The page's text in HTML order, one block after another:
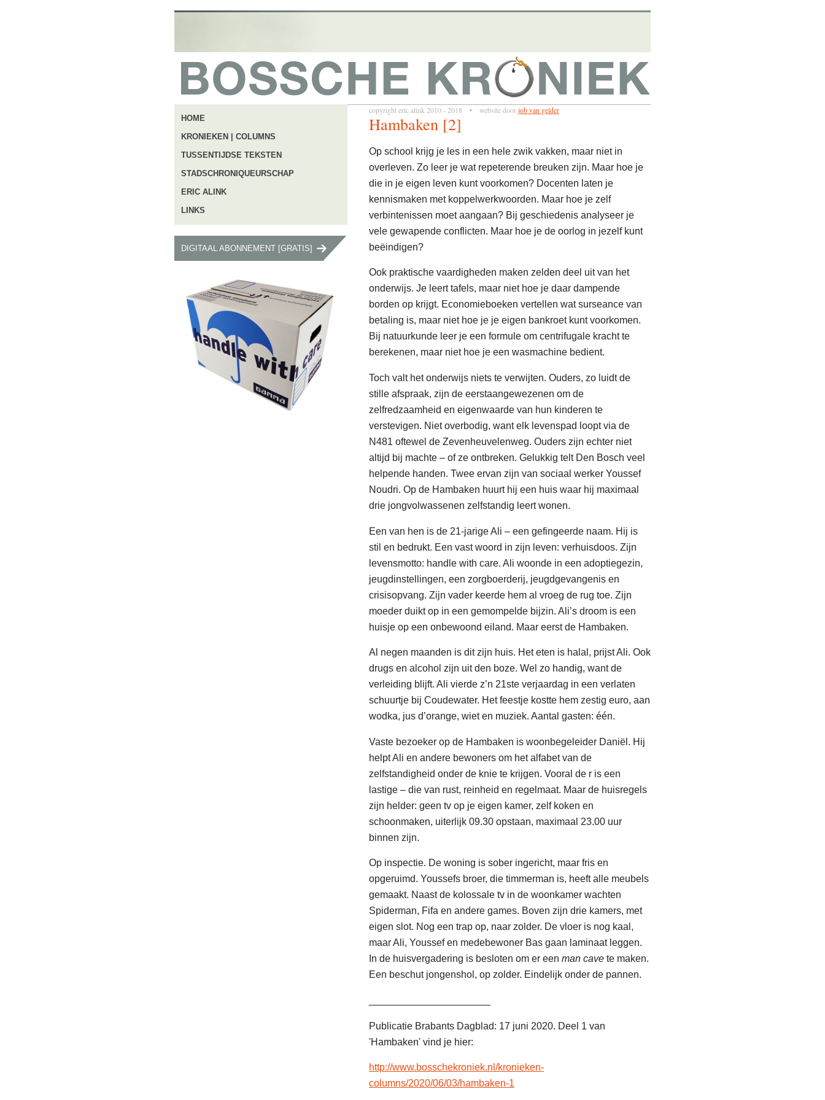
Hambaken [2]
Op school krijg je les in een hele zwik vakken, maar niet in
overleven. Zo leer je wat repeterende breuken zijn. Maar hoe je
die in je eigen leven kunt voorkomen? Docenten laten je
kennismaken met koppelwerkwoorden. Maar hoe je zelf
verbintenissen moet aangaan? Bij geschiedenis analyseer je
vele gewapende conflicten. Maar hoe je de oorlog in jezelf kunt
beëindigen?
Ook praktische vaardigheden maken zelden deel uit van het
onderwijs. Je leert tafels, maar niet hoe je daar dampende
borden op krijgt. Economieboeken vertellen wat surseance van
betaling is, maar niet hoe je je eigen bankroet kunt voorkomen.
Bij natuurkunde leer je een formule om centrifugale kracht te
berekenen, maar niet hoe je een wasmachine bedient.
Toch valt het onderwijs niets te verwijten. Ouders, zo luidt de
stille afspraak, zijn de eerstaangewezenen om de
zelfredzaamheid en eigenwaarde van hun kinderen te
verstevigen. Niet overbodig, want elk levenspad loopt via de
N481 oftewel de Zevenheuvelenweg. Ouders zijn echter niet
altijd bij machte – of ze ontbreken. Gelukkig telt Den Bosch veel
helpende handen. Twee ervan zijn van sociaal werker Youssef
Noudri. Op de Hambaken huurt hij een huis waar hij maximaal
drie jongvolwassenen zelfstandig leert wonen.
Een van hen is de 21-jarige Ali – een gefingeerde naam. Hij is
stil en bedrukt. Een vast woord in zijn leven: verhuisdoos. Zijn
levensmotto: handle with care. Ali woonde in een adoptiegezin,
jeugdinstellingen, een zorgboerderij, jeugdgevangenis en
crisisopvang. Zijn vader keerde hem al vroeg de rug toe. Zijn
moeder duikt op in een gemompelde bijzin. Ali’s droom is een
huisje op een onbewoond eiland. Maar eerst de Hambaken.
Al negen maanden is dit zijn huis. Het eten is halal, prijst Ali. Ook
drugs en alcohol zijn uit den boze. Wel zo handig, want de
verleiding blijft. Ali vierde z’n 21ste verjaardag in een verlaten
schuurtje bij Coudewater. Het feestje kostte hem zestig euro, aan
wodka, jus d’orange, wiet en muziek. Aantal gasten: één.
Vaste bezoeker op de Hambaken is woonbegeleider Daniël. Hij
helpt Ali en andere bewoners om het alfabet van de
zelfstandigheid onder de knie te krijgen. Vooral de r is een
lastige – die van rust, reinheid en regelmaat. Maar de huisregels
zijn helder: geen tv op je eigen kamer, zelf koken en
schoonmaken, uiterlijk 09.30 opstaan, maximaal 23.00 uur
binnen zijn.
Op inspectie. De woning is sober ingericht, maar fris en
opgeruimd. Youssefs broer, die timmerman is, heeft alle meubels
gemaakt. Naast de kolossale tv in de woonkamer wachten
Spiderman, Fifa en andere games. Boven zijn drie kamers, met
eigen slot. Nog een trap op, naar zolder. De vloer is nog kaal,
maar Ali, Youssef en medebewoner Bas gaan laminaat leggen.
In de huisvergadering is besloten om er een man cave te maken.
Een beschut jongenshol, op zolder. Eindelijk onder de pannen.
Publicatie Brabants Dagblad: 17 juni 2020. Deel 1 van
'Hambaken' vind je hier:
http://www.bosschekroniek.nl/kronieken-
columns/2020/06/03/hambaken-1
HOME
KRONIEKEN | COLUMNS
TUSSENTIJDSE TEKSTEN
STADSCHRONIQUEURSCHAP
ERIC ALINK
LINKS
DIGITAAL ABONNEMENT [GRATIS]
copyright eric alink 2010 - 2018 • website door job van gelder